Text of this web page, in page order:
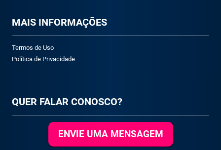
MAIS INFORMAÇÕES
Termos de Uso
Política de Privacidade
QUER FALAR CONOSCO?
ENVIE UMA MENSAGEM